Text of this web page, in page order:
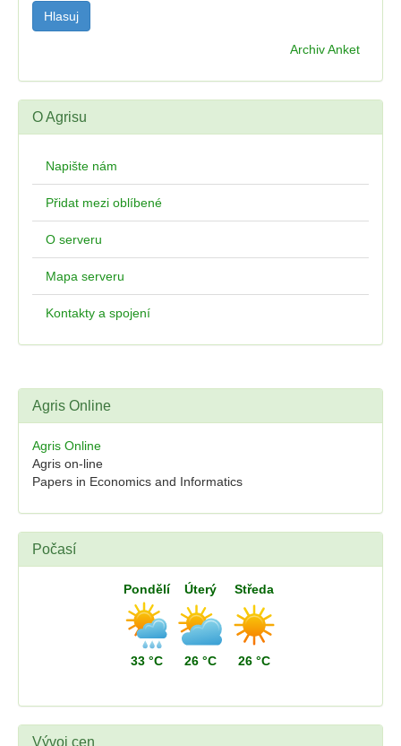
Archiv Anket
O Agrisu
Napište nám
Přidat mezi oblíbené
O serveru
Mapa serveru
Kontakty a spojení
Agris Online
Agris Online
Agris on-line
Papers in Economics and Informatics
Počasí
Pondělí
33 °C
Úterý
26 °C
Středa
26 °C
Vývoj cen